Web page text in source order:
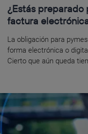
¿Estás
factura
La obligación para
forma electrónica o
Cierto que aún queda